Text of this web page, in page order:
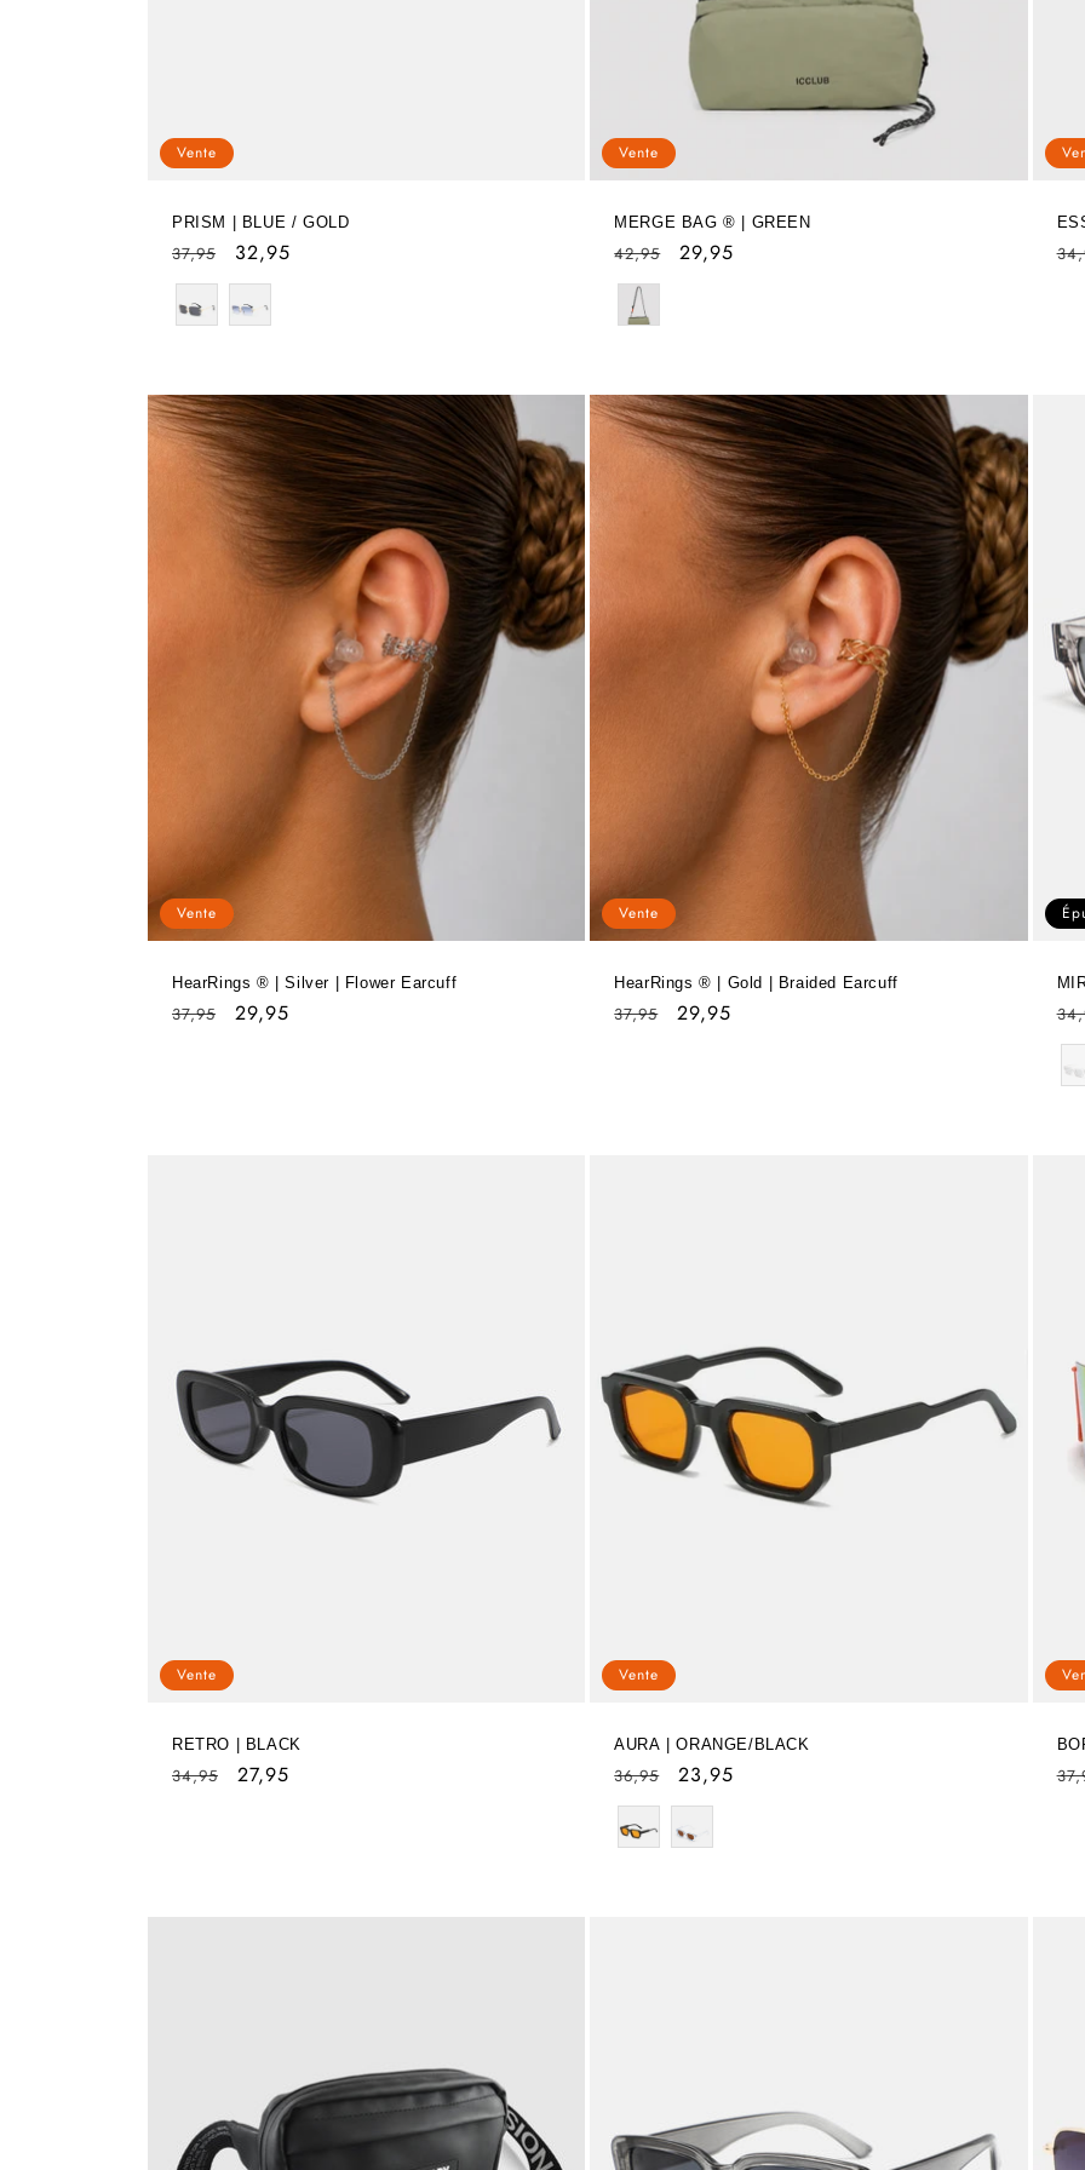
Vente
PRISM | BLUE / GOLD
Prix
habituel
37,95
Prix
soldé
32,95
Color
Vente
MERGE BAG ® | GREEN
Prix
habituel
42,95
Prix
29,95
Kleur
Vente
HearRings ® | Silver | Flower Earcuff
Prix
37,95
Prix
29,95
Vente
HearRings ® | Gold | Braided Earcuff
Prix
37,95
Prix
29,95
Vente
RETRO | BLACK
Prix
34,95
Prix
27,95
Vente
AURA | ORANGE/BLACK
Prix
habituel
36,95
Prix
soldé
23,95